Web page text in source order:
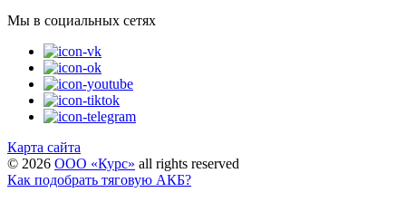
Мы в социальных сетях
Карта сайта
© 2026 ООО «Курс» all rights reserved
Как подобрать тяговую АКБ?